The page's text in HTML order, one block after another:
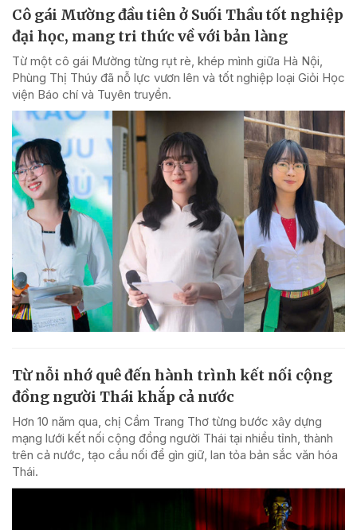
Cô gái Mường đầu tiên ở Suối Thầu tốt nghiệp
đại học, mang tri thức về với bản làng
Từ một cô gái Mường từng rụt rè, khép mình giữa Hà Nội,
Phùng Thị Thúy đã nỗ lực vươn lên và tốt nghiệp loại Giỏi Học
viện Báo chí và Tuyên truyền.
Từ nỗi nhớ quê đến hành trình kết nối cộng
đồng người Thái khắp cả nước
Hơn 10 năm qua, chị Cầm Trang Thơ từng bước xây dựng
mạng lưới kết nối cộng đồng người Thái tại nhiều tỉnh, thành
trên cả nước, tạo cầu nối để gìn giữ, lan tỏa bản sắc văn hóa
Thái.